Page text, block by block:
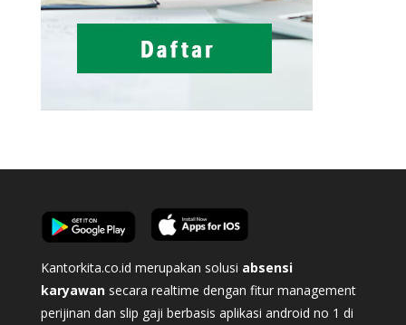
Kantorkita.co.id merupakan solusi absensi
karyawan secara realtime dengan fitur management
perijinan dan slip gaji berbasis aplikasi android no 1 di